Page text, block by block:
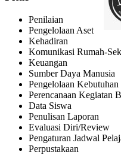
Penilaian
Pengelolaan Aset
Kehadiran
Komunikasi Rumah-
Keuangan
Sumber Daya Manusia
Pengelolaan
Perencanaan Kegiatan
Data Siswa
Penulisan Laporan
Evaluasi Diri/review
Pengaturan Jadwal
Perpustakaan